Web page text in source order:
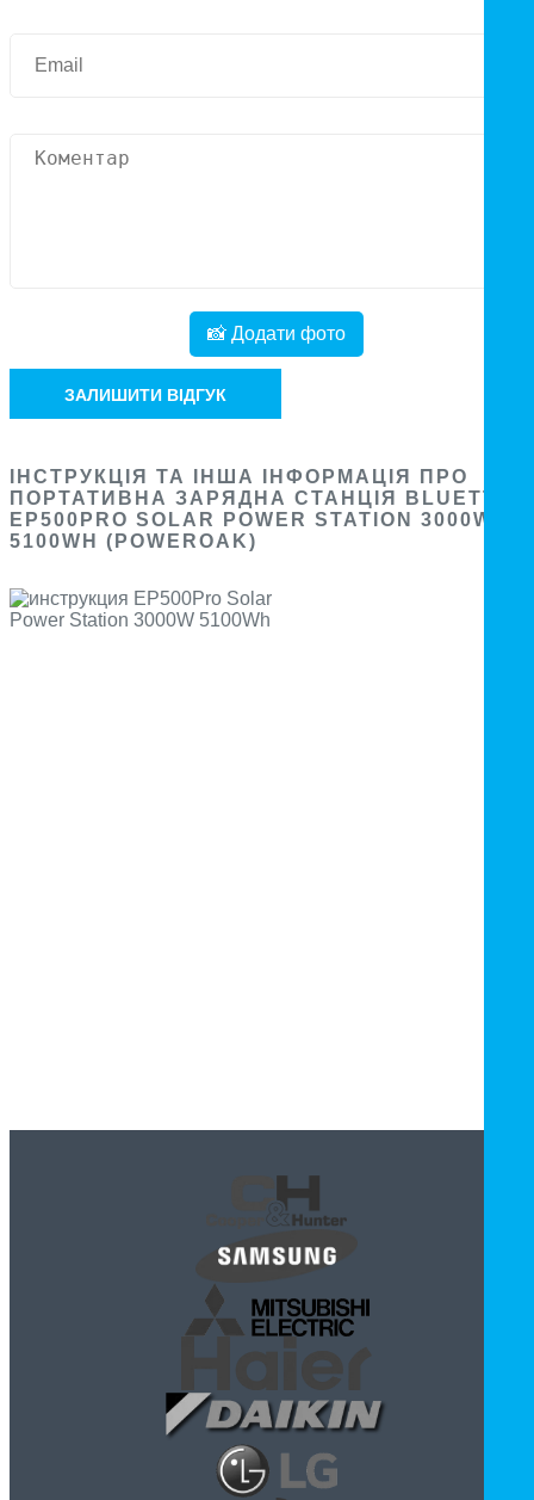
📸 Додати фото
ЗАЛИШИТИ ВІДГУК
ІНСТРУКЦІЯ ТА ІНША ІНФОРМАЦІЯ ПРО
ПОРТАТИВНА ЗАРЯДНА СТАНЦІЯ BLUETTI
EP500PRO SOLAR POWER STATION 3000W
5100WH (POWEROAK)